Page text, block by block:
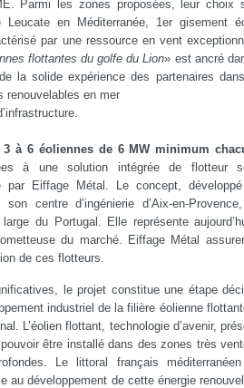
Parmi les zones proposées, leur choix
en Méditerranée, 1er gisement
par une ressource en vent
flottantes du golfe du Lion» est ancré
la solide expérience des partenaires
renouvelables en mer
3 à 6 éoliennes de 6 MW minimum
à une solution intégrée de flotteur
par Eiffage Métal. Le concept,
centre d’ingénierie d’Aix-en-
du Portugal. Elle représente
du marché. Eiffage Métal
de ces flotteurs.
le projet constitue une étape
industriel de la filière éolienne
L’éolien flottant, technologie d’avenir,
être installé dans des zones très
Le littoral français
au développement de cette énergie